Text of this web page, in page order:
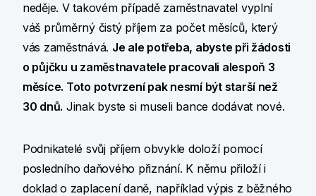
neděje. V takovém případě zaměstnavatel vyplní
váš průměrný čistý příjem za počet měsíců, který
vás zaměstnává. Je ale potřeba, abyste při žádosti
o půjčku u zaměstnavatele pracovali alespoň 3
měsíce. Toto potvrzení pak nesmí být starší než
30 dnů. Jinak byste si museli bance dodávat nové.
Podnikatelé svůj příjem obvykle doloží pomocí
posledního daňového přiznání. K němu přiloží i
doklad o zaplacení daně, například výpis z běžného